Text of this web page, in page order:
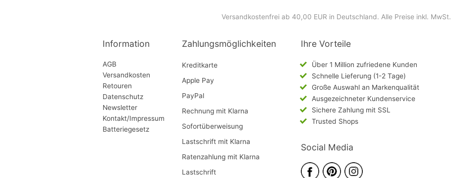
Versandkostenfrei ab 40,00 EUR in Deutschland. Alle Preise inkl. MwSt.
Information
AGB
Versandkosten
Retouren
Datenschutz
Newsletter
Kontakt/Impressum
Batteriegesetz
Zahlungsmöglichkeiten
Kreditkarte
Apple Pay
PayPal
Rechnung mit Klarna
Sofortüberweisung
Lastschrift mit Klarna
Ratenzahlung mit Klarna
Lastschrift
Ihre Vorteile
Über 1 Million zufriedene Kunden
Schnelle Lieferung (1-2 Tage)
Große Auswahl an Markenqualität
Ausgezeichneter Kundenservice
Sichere Zahlung mit SSL
Trusted Shops
Social Media